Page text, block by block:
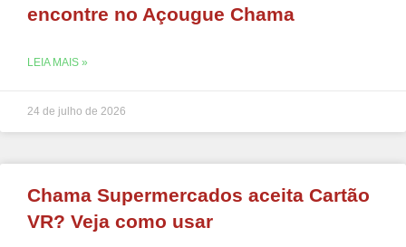
encontre no Açougue Chama
LEIA MAIS »
24 de julho de 2026
Chama Supermercados aceita Cartão
VR? Veja como usar